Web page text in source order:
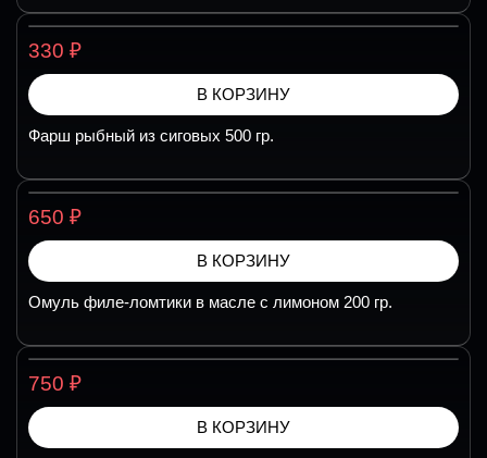
330 ₽
В КОРЗИНУ
Фарш рыбный из сиговых 500 гр.
650 ₽
В КОРЗИНУ
Омуль филе-ломтики в масле с лимоном 200 гр.
750 ₽
В КОРЗИНУ